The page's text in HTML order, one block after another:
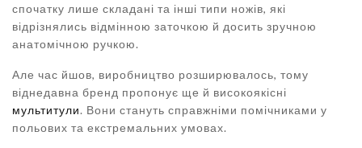
спочатку лише складані та інші типи ножів, які
відрізнялись відмінною заточкою й досить зручною
анатомічною ручкою.
Але час йшов, виробництво розширювалось, тому
віднедавна бренд пропонує ще й високоякісні
мультитули. Вони стануть справжніми помічниками у
польових та екстремальних умовах.